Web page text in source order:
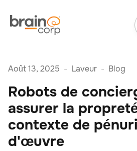
Août 13, 2025 - Laveur - Blog
Robots de
assurer la
contexte de
d'œuvre